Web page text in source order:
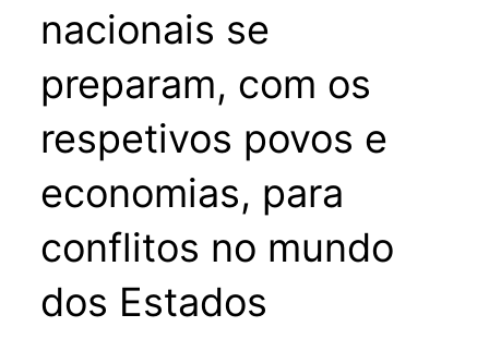
nacionais se
preparam, com os
respetivos povos e
economias, para
conflitos no mundo
dos Estados